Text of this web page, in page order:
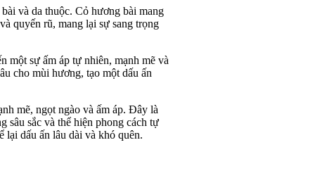
và da thuộc. Cỏ hương bài mang
quyến rũ, mang lại sự sang trọng
một sự ấm áp tự nhiên, mạnh mẽ và
cho mùi hương, tạo một dấu ấn
mẽ, ngọt ngào và ấm áp. Đây là
sâu sắc và thể hiện phong cách tự
lại dấu ấn lâu dài và khó quên.